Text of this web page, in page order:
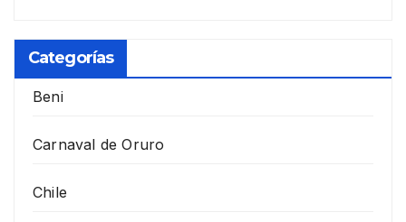
Categorías
Beni
Carnaval de Oruro
Chile